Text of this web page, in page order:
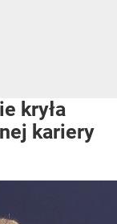
kryła
kariery